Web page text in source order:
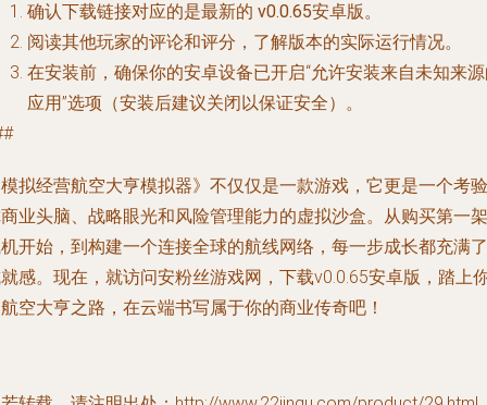
确认下载链接对应的是最新的 v0.0.65安卓版。
阅读其他玩家的评论和评分，了解版本的实际运行情况。
在安装前，确保你的安卓设备已开启“允许安装来自未知来
应用”选项（安装后建议关闭以保证安全）。
拟经营航空大亨模拟器》不仅仅是一款游戏，它更是一个考验
业头脑、战略眼光和风险管理能力的虚拟沙盒。从购买第一架
开始，到构建一个连接全球的航线网络，每一步成长都充满了
感。现在，就访问安粉丝游戏网，下载v0.0.65安卓版，踏上
空大亨之路，在云端书写属于你的商业传奇吧！